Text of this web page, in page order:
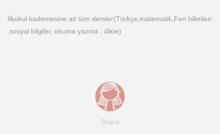
İlkokul kademesine ait tüm dersler(Türkçe,matematik,Fen bilimleri
,sosyal bilgiler, okuma yazma , dikte)
Büsra